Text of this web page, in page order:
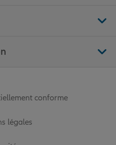
conforme
légales